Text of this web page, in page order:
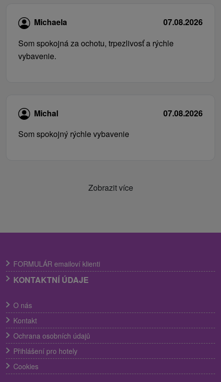
Michaela
07.08.2026
Som spokojná za ochotu, trpezlivosť a rýchle
vybavenie.
Michal
07.08.2026
Som spokojný rýchle vybavenie
Zobrazit více
FORMULÁR emailoví klienti
KONTAKTNÍ ÚDAJE
O nás
Kontakt
Ochrana osobních údajů
Přihlášení pro hotely
Cookies